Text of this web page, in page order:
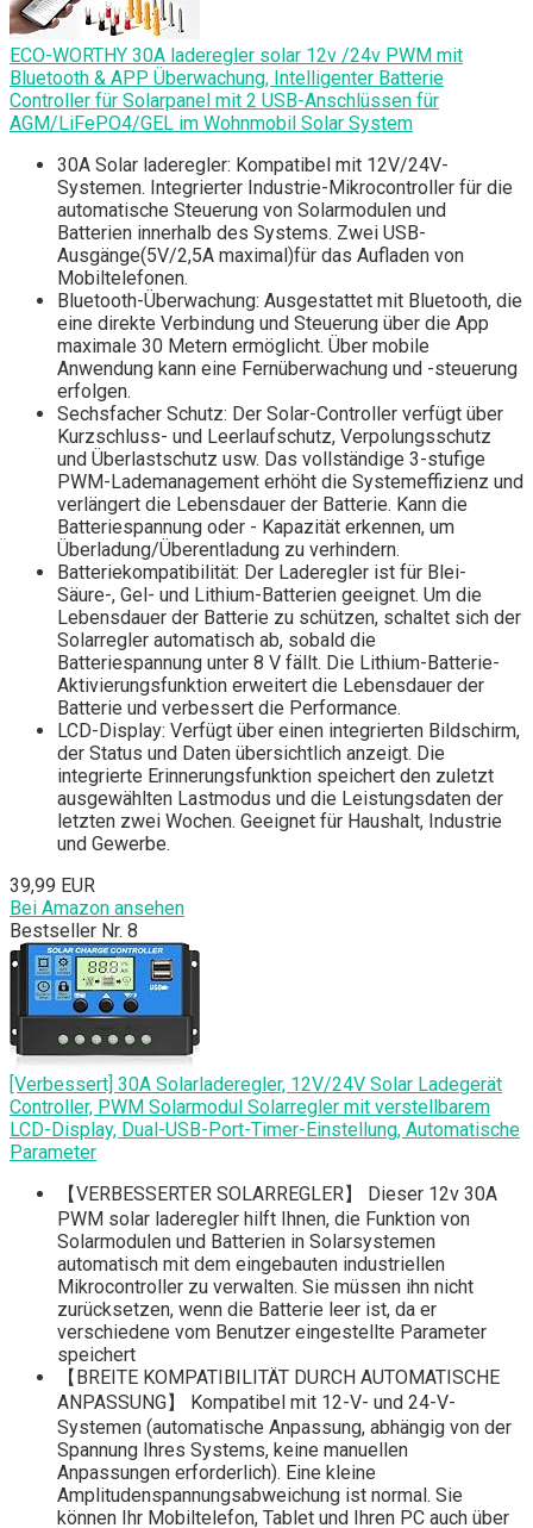
ECO-WORTHY 30A laderegler solar 12v /24v PWM mit
Bluetooth & APP Überwachung, Intelligenter Batterie
Controller für Solarpanel mit 2 USB-Anschlüssen für
AGM/LiFePO4/GEL im Wohnmobil Solar System
30A Solar laderegler: Kompatibel mit 12V/24V-
Systemen. Integrierter Industrie-Mikrocontroller für die
automatische Steuerung von Solarmodulen und
Batterien innerhalb des Systems. Zwei USB-
Ausgänge(5V/2,5A maximal)für das Aufladen von
Mobiltelefonen.
Bluetooth-Überwachung: Ausgestattet mit Bluetooth, die
eine direkte Verbindung und Steuerung über die App
maximale 30 Metern ermöglicht. Über mobile
Anwendung kann eine Fernüberwachung und -steuerung
erfolgen.
Sechsfacher Schutz: Der Solar-Controller verfügt über
Kurzschluss- und Leerlaufschutz, Verpolungsschutz
und Überlastschutz usw. Das vollständige 3-stufige
PWM-Lademanagement erhöht die Systemeffizienz und
verlängert die Lebensdauer der Batterie. Kann die
Batteriespannung oder - Kapazität erkennen, um
Überladung/Überentladung zu verhindern.
Batteriekompatibilität: Der Laderegler ist für Blei-
Säure-, Gel- und Lithium-Batterien geeignet. Um die
Lebensdauer der Batterie zu schützen, schaltet sich der
Solarregler automatisch ab, sobald die
Batteriespannung unter 8 V fällt. Die Lithium-Batterie-
Aktivierungsfunktion erweitert die Lebensdauer der
Batterie und verbessert die Performance.
LCD-Display: Verfügt über einen integrierten Bildschirm,
der Status und Daten übersichtlich anzeigt. Die
integrierte Erinnerungsfunktion speichert den zuletzt
ausgewählten Lastmodus und die Leistungsdaten der
letzten zwei Wochen. Geeignet für Haushalt, Industrie
und Gewerbe.
39,99 EUR
Bei Amazon ansehen
Bestseller Nr. 8
[Verbessert] 30A Solarladeregler, 12V/24V Solar Ladegerät
Controller, PWM Solarmodul Solarregler mit verstellbarem
LCD-Display, Dual-USB-Port-Timer-Einstellung, Automatische
Parameter
【VERBESSERTER SOLARREGLER】 Dieser 12v 30A
PWM solar laderegler hilft Ihnen, die Funktion von
Solarmodulen und Batterien in Solarsystemen
automatisch mit dem eingebauten industriellen
Mikrocontroller zu verwalten. Sie müssen ihn nicht
zurücksetzen, wenn die Batterie leer ist, da er
verschiedene vom Benutzer eingestellte Parameter
speichert
【BREITE KOMPATIBILITÄT DURCH AUTOMATISCHE
ANPASSUNG】 Kompatibel mit 12-V- und 24-V-
Systemen (automatische Anpassung, abhängig von der
Spannung Ihres Systems, keine manuellen
Anpassungen erforderlich). Eine kleine
Amplitudenspannungsabweichung ist normal. Sie
können Ihr Mobiltelefon, Tablet und Ihren PC auch über